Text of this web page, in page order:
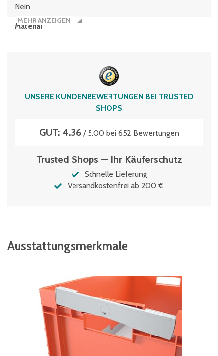
Nein
Material
61 Liter
MEHR ANZEIGEN
UNSERE KUNDENBEWERTUNGEN BEI TRUSTED
SHOPS
GUT: 4.36/ 5.00 bei 652 Bewertungen
Trusted Shops — Ihr Käuferschutz
Schnelle Lieferung
Versandkostenfrei ab 200 €
Ausstattungsmerkmale